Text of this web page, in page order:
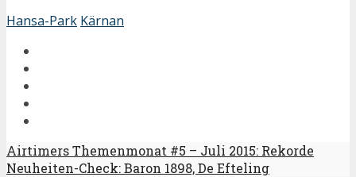
Hansa-Park Kärnan
Airtimers Themenmonat #5 – Juli 2015: Rekorde
Neuheiten-Check: Baron 1898, De Efteling